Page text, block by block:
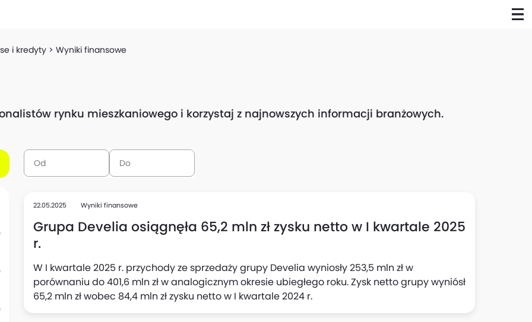
i kredyty Wyniki finansowe
rynku mieszkaniowego i korzystaj z najnowszych informacji branżowych.
22.05.2025 Wyniki finansowe
Grupa Develia osiągnęła 65,2 mln zł zysku netto w I kwartale 2025
r.
W I kwartale 2025 r. przychody ze sprzedaży grupy Develia wyniosły 253,5 mln zł w
porównaniu do 401,6 mln zł w analogicznym okresie ubiegłego roku. Zysk netto grupy wyniósł
65,2 mln zł wobec 84,4 mln zł zysku netto w I kwartale 2024 r.